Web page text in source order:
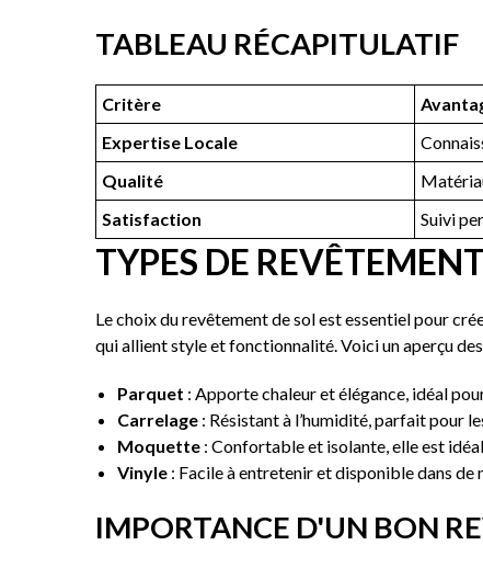
TABLEAU RÉCAPITULATIF
Critère
Expertise Locale
Qualité
Satisfaction
Suivi
TYPES DE
Le choix du revêtement de sol est essentiel pour
qui allient style et fonctionnalité. Voici un aperçu
Parquet : Apporte chaleur et élégance, idéal
Carrelage : Résistant à l’humidité, parfait pour
Moquette : Confortable et isolante, elle est
Vinyle : Facile à entretenir et disponible dans
IMPORTANCE D'UN BON